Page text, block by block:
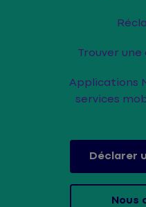
Trouver
Applications
services
Déclarer
Nous